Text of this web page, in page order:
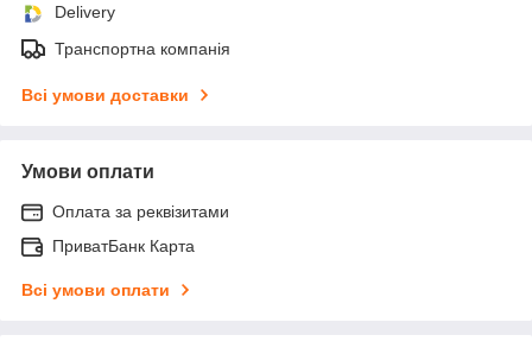
Delivery
Транспортна компанія
Всі умови доставки
Умови оплати
Оплата за реквізитами
ПриватБанк Карта
Всі умови оплати